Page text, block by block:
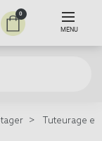
0
MENU
Tuteurage et